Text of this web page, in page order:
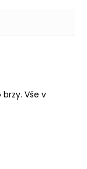
hvězdiček.
Vše v
hvězdiček.